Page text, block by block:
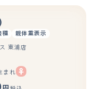
種 親体重表示
東浦店
まれ